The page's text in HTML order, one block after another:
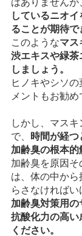
しているニオ
ることが期待で
このようなマス
渋エキスや緑茶
しましょう。
ヒノキやシソ
メントもお勧め
しかし、マス
で、
時間が経つ
加齢臭の根本的
加齢臭を原因
は、体の中か
らさなければい
加齢臭対策用の
抗酸化力の高い
ください。